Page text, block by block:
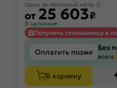
Цена за погонный метр
от 25 603₽
В наличии
Получить столешницу в
Оплатить позже Без
всего
В корзину